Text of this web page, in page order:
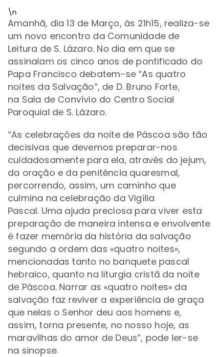
\n
Amanhã, dia 13 de Março, às 21h15, realiza-se
um novo encontro da Comunidade de
Leitura de S. Lázaro. No dia em que se
assinalam os cinco anos de pontificado do
Papa Francisco debatem-se “As quatro
noites da Salvação”, de D. Bruno Forte,
na Sala de Convívio do Centro Social
Paroquial de S. Lázaro.
“As celebrações da noite de Páscoa são tão
decisivas que devemos preparar-nos
cuidadosamente para ela, através do jejum,
da oração e da penitência quaresmal,
percorrendo, assim, um caminho que
culmina na celebração da Vigília
Pascal. Uma ajuda preciosa para viver esta
preparação de maneira intensa e envolvente
é fazer memória da história da salvação
segundo a ordem das «quatro noites»,
mencionadas tanto no banquete pascal
hebraico, quanto na liturgia cristã da noite
de Páscoa. Narrar as «quatro noites» da
salvação faz reviver a experiência de graça
que nelas o Senhor deu aos homens e,
assim, torna presente, no nosso hoje, as
maravilhas do amor de Deus”, pode ler-se
na sinopse.